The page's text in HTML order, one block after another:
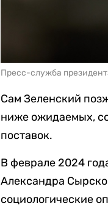
Пресс-служба
Сам Зеленский
ниже ожидаемых,
поставок.
В феврале 2024
Александра
социологические